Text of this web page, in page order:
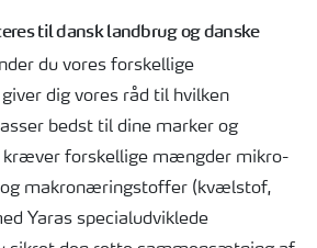
til dansk landbrug og danske
du vores forskellige
dig vores råd til hvilken
bedst til dine marker og
kræver forskellige mængder mikro-
og makronæringstoffer (kvælstof,
Yaras specialudviklede